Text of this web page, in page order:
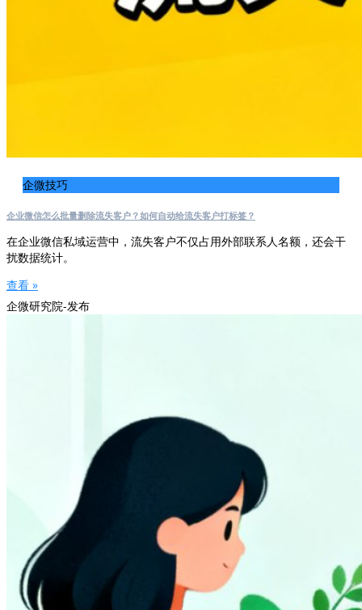
企微技巧
企业微信怎么批量删除流失客户？如何自动给流失客户打标签？
在企业微信私域运营中，流失客户不仅占用外部联系人名额，还会干
扰数据统计。
查看 »
企微研究院-发布